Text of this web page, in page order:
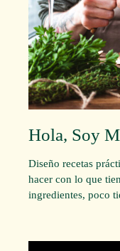
Hola, Soy
Diseño recetas
hacer con lo que
ingredientes, poco